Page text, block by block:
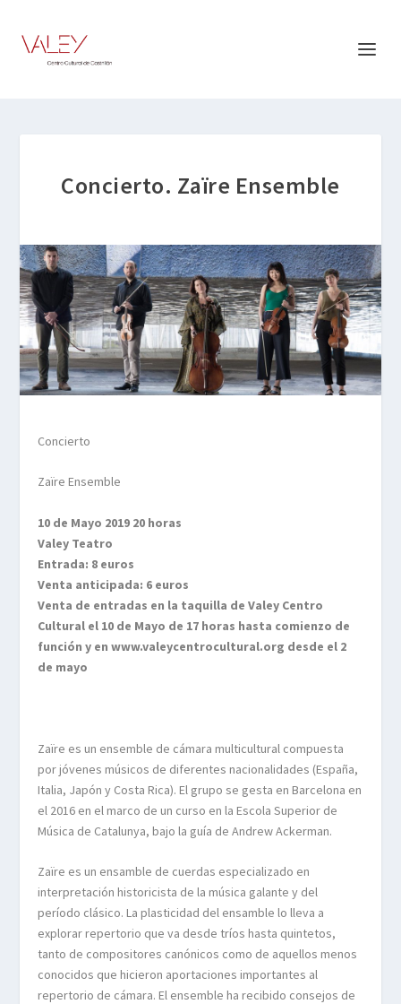
Concierto. Zaïre Ensemble
Concierto
Zaïre Ensemble
10 de Mayo 2019 20 horas
Valey Teatro
Entrada: 8 euros
Venta anticipada: 6 euros
Venta de entradas en la taquilla de Valey Centro
Cultural el 10 de Mayo de 17 horas hasta comienzo de
función y en www.valeycentrocultural.org desde el 2
de mayo
Zaïre es un ensemble de cámara multicultural compuesta
por jóvenes músicos de diferentes nacionalidades (España,
Italia, Japón y Costa Rica). El grupo se gesta en Barcelona en
el 2016 en el marco de un curso en laEscola Superior de
Música de Catalunya, bajo la guía de AndrewAckerman.
Zaïre esun ensamble de cuerdas especializado en
interpretación historicista de la música galante y del
período clásico. La plasticidad del ensamble lo lleva a
explorar repertorio que va desde tríos hasta quintetos,
tanto de compositores canónicos como de aquellos menos
conocidos que hicieron aportaciones importantes al
repertorio de cámara. El ensemble ha recibido consejos de